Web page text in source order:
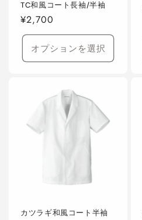
TC和風コート長袖/半袖
通
常
格
¥2,700
オプションを選択
カツラギ和風コート半袖